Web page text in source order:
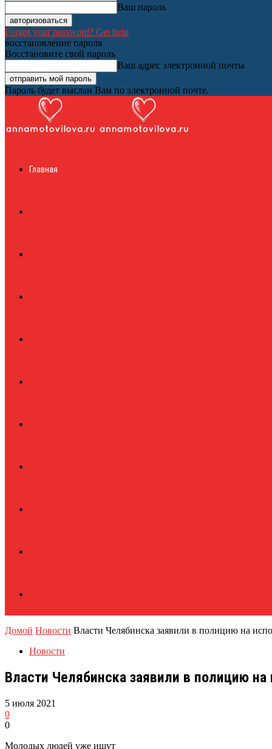
Ваш пароль
Forgot your password? Get help
восстановление пароля
Восстановите свой пароль
Ваш адрес электронной почты
Пароль будет выслан Вам по электронной почте.
Главная
Домой Новости Власти Челябинска заявили в полицию на
Новости
Власти Челябинска заявили в полицию
5 июля 2021
0
0
Молодых людей уже ищут